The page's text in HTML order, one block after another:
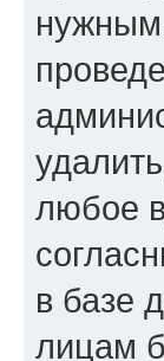
любое
в базе
лицам